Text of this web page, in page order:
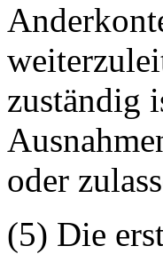
zuständig
oder
(5) Die